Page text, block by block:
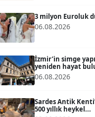
B BÜLENT
3 milyon Euroluk
06.08.2026
İzmir’in simge
yeniden hayat
06.08.2026
Sardes Antik
500 yıllık heykel...